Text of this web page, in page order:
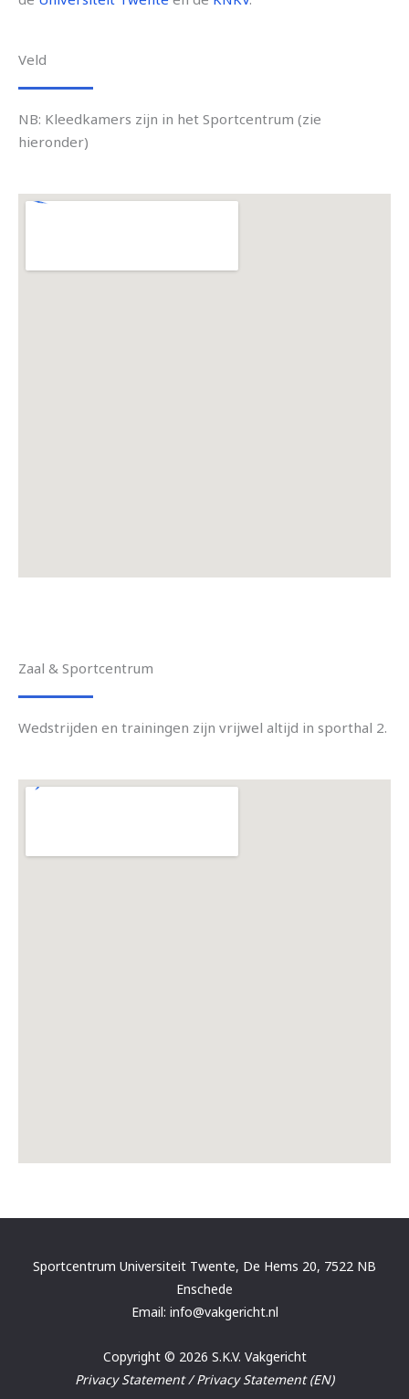
Veld
NB: Kleedkamers zijn in het Sportcentrum (zie
hieronder)
Zaal & Sportcentrum
Wedstrijden en trainingen zijn vrijwel altijd in sporthal 2.
Sportcentrum Universiteit Twente, De Hems 20, 7522 NB
Enschede
Email: info@vakgericht.nl
Copyright © 2026 S.K.V. Vakgericht
Privacy Statement / Privacy Statement (EN)